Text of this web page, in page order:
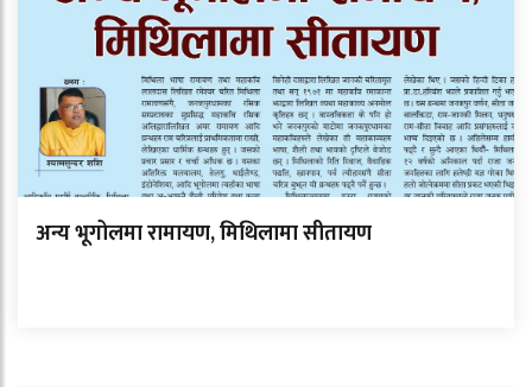
अन्य भूगोलमा रामायण, मिथिलामा सीतायण